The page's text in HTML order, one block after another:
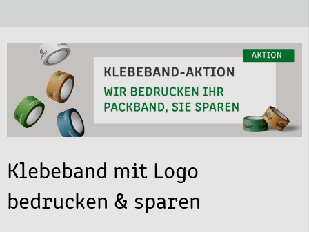
Klebeband mit Logo
bedrucken & sparen